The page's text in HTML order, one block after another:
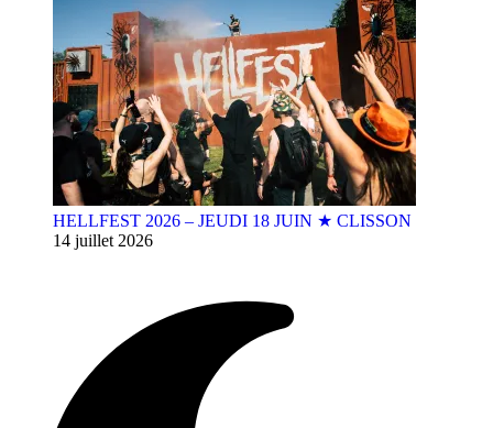
HELLFEST 2026 – JEUDI 18 JUIN ★ CLISSON
14 juillet 2026